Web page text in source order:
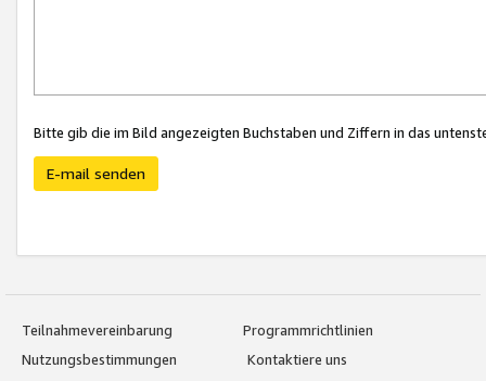
Bitte gib die im Bild angezeigten Buchstaben und Ziffern in das
E-mail senden
Teilnahmevereinbarung
Programmrichtlinien
Nutzungsbestimmungen
Kontaktiere uns